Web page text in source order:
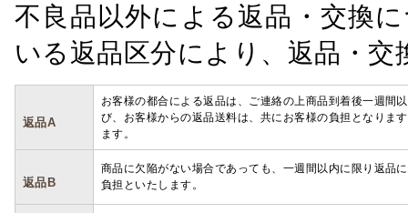
不良品以外による返品・交換
いる返品区分により、返品・
返品A
お客様の都合による返品は、ご連絡の上商品到着後一週間
び、お客様からの返品送料は、共にお客様の負担となりま
ます。
返品B
商品に欠陥がない場合であっても、一週間以内に限り返品
負担といたします。